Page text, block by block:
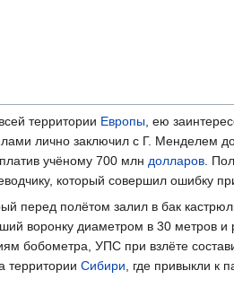
территории Европы , ею
лично заключил с Г. Менделем
учёному 700 млн долларов .
который совершил ошибку
перед полётом залил в бак
воронку диаметром в 30 метров
бобометра, УПС при взлёте
территории Сибири , где привыкли к